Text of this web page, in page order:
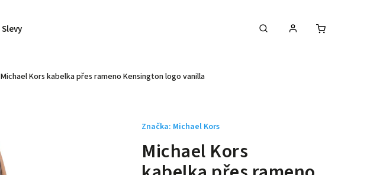
Slevy
Michael Kors kabelka přes rameno Kensington logo vanilla
Michael Kors
Značka: Michael Kors